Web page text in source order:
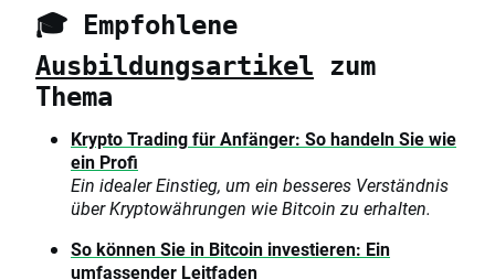
🎓 Empfohlene
Ausbildungsartikel zum
Thema
KryptoTradingfür Anfänger: So handeln Sie wie
ein Profi
Ein idealer Einstieg, um ein besseres Verständnis
über Kryptowährungen wie Bitcoin zu erhalten.
So können Sie in Bitcoin investieren: Ein
umfassender Leitfaden